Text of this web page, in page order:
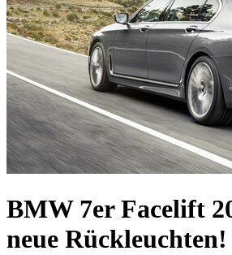
BMW 7er Facelift
neue Rückleuchten!